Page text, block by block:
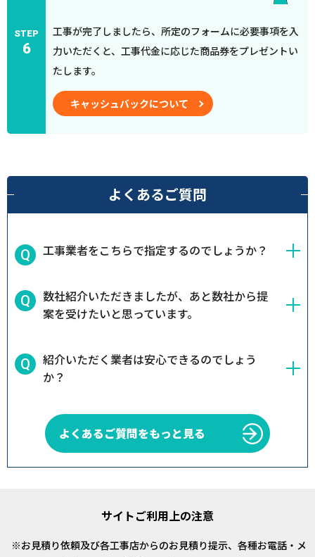
STEP
6
工事が完了しましたら、所定のフォームに必要事項を入
力いただくと、工事代金に応じた商品券をプレゼントい
たします。
キャッシュバックについて
よくあるご質問
工事業者をこちらで指定するのでしょうか？
数社紹介いただきましたが、あと数社から提
案を受けたいと思っています。
紹介いただく業者は安心できるのでしょう
か？
よくあるご質問をもっと見る
サイトご利用上の注意
お見積り依頼及び各工事店からのお見積り提示、各種お電話・メ